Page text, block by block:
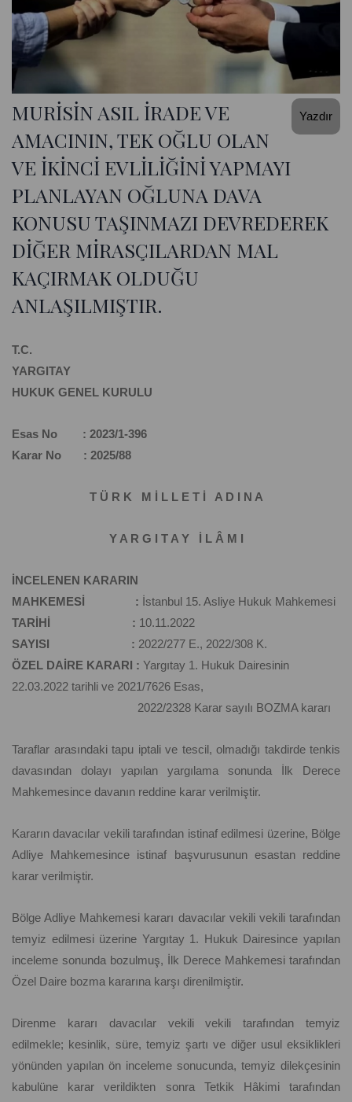
Yazdır
MURİSİN ASIL İRADE VE
AMACININ, TEK OĞLU OLAN
VE İKİNCİ EVLİLİĞİNİ YAPMAYI
PLANLAYAN OĞLUNA DAVA
KONUSU TAŞINMAZI DEVREDEREK
DİĞER MİRASÇILARDAN MAL
KAÇIRMAK OLDUĞU
ANLAŞILMIŞTIR.
T.C.
YARGITAY
HUKUK GENEL KURULU
Esas No : 2023/1-396
Karar No : 2025/88
T Ü R K M İ L L E T İ A D I N A
Y A R G I T A Y İ L Â M I
İNCELENEN KARARIN
MAHKEMESİ : İstanbul 15. Asliye Hukuk Mahkemesi
TARİHİ : 10.11.2022
SAYISI : 2022/277 E., 2022/308 K.
ÖZEL DAİRE KARARI : Yargıtay 1. Hukuk Dairesinin
22.03.2022 tarihli ve 2021/7626 Esas,
2022/2328 Karar sayılı BOZMA kararı
Taraflar arasındaki tapu iptali ve tescil, olmadığı takdirde tenkis
davasından dolayı yapılan yargılama sonunda İlk Derece
Mahkemesince davanın reddine karar verilmiştir.
Kararın davacılar vekili tarafından istinaf edilmesi üzerine, Bölge
Adliye Mahkemesince istinaf başvurusunun esastan reddine
karar verilmiştir.
Bölge Adliye Mahkemesi kararı davacılar vekili vekili tarafından
temyiz edilmesi üzerine Yargıtay 1. Hukuk Dairesince yapılan
inceleme sonunda bozulmuş, İlk Derece Mahkemesi tarafından
Özel Daire bozma kararına karşı direnilmiştir.
Direnme kararı davacılar vekili vekili tarafından temyiz
edilmekle; kesinlik, süre, temyiz şartı ve diğer usul eksiklikleri
yönünden yapılan ön inceleme sonucunda, temyiz dilekçesinin
kabulüne karar verildikten sonra Tetkik Hâkimi tarafından